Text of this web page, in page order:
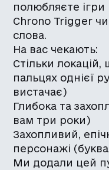
полюбляєте ігри
Chrono Trigger
слова.
На вас чекають:
Стільки
пальцях однієї
вистачає)
Глибока та
вам три роки)
Захопливий,
персонажі
Ми додали цей